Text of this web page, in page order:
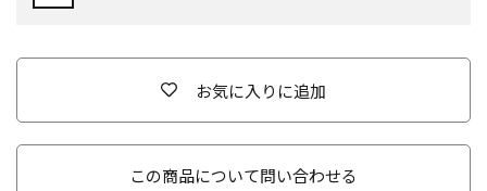
お気に入りに追加
この商品について問い合わせる